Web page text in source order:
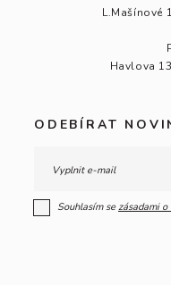
L.Mašínové
Havlova
ODEBÍRAT
Souhlasím se zásadami o